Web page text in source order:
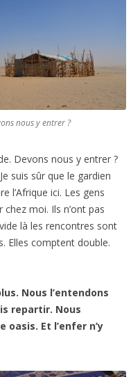
nous y entrer ?
Devons nous y entrer ?
suis sûr que le gardien
l’Afrique ici. Les gens
moi. Ils n’ont pas
là les rencontres sont
Elles comptent double.
Nous l’entendons
repartir. Nous
Et l’enfer n’y